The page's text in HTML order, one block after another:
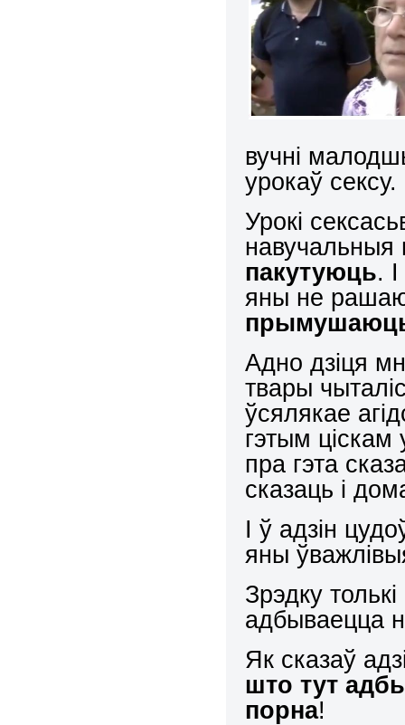
вучні
урокаў сексу.
Урокі
навучальныя
пакутуюць.
яны не
Адно дзіця
твары
ўсялякае
гэтым ціскам
пра гэта
сказаць і
І ў адзін
яны
Зрэдку
адбываецца
Як сказаў
што тут
порна!